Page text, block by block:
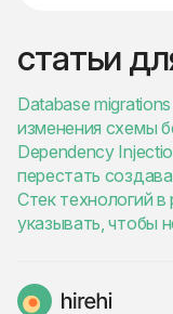
статьи
Database
изменения схемы
Dependency
перестать
Стек технологий
указывать, чтобы